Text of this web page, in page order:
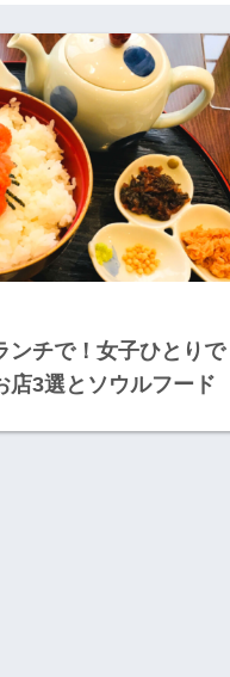
ンチで！女子ひとりで
店3選とソウルフード